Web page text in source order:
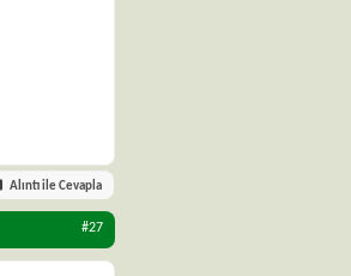
Alıntı ile Cevapla
#27